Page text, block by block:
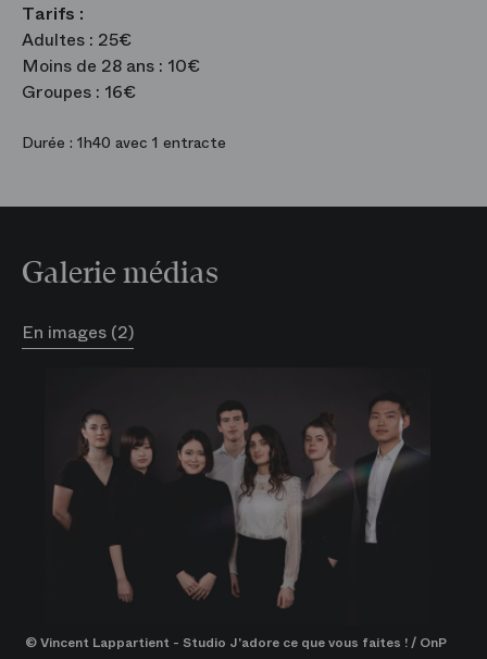
Tarifs :
Adultes : 25€
Moins de 28 ans : 10€
Groupes : 16€
Durée : 1h40 avec 1 entracte
Galerie médias
En images (2)
© Vincent Lappartient - Studio J'adore ce que vous faites ! / OnP